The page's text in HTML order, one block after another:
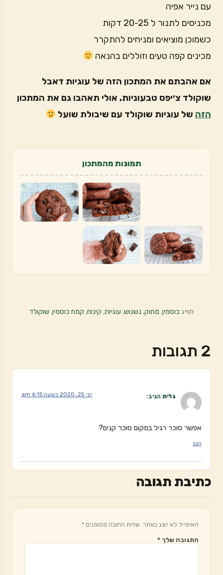
עם נייר אפיה
מכניסים לתנור ל 20-25 דקות
כשמוכן מוציאים ומניחים להתקרר
מכינים קפה טעים וזוללים בהנאה
אם אהבתם את המתכון הזה של עוגיות דאבל
שוקולד צ׳יפס טבעוניות, אולי תאהבו גם את המתכון
הזה של עוגיות שוקולד עם שיבולת שועל
תמונות מהמתכון
תוייג כוסמין, מתוק, נשנוש, עוגיות, קינוח, קמח כוסמין, שוקולד
2 תגובות
גלית הגיב: יוני 25, 2020 בשעה 6:15 am
אפשר סוכר רגיל במקום סוכר קנים?
הגב
כתיבת תגובה
האימייל לא יוצג באתר. שדות החובה מסומנים *
התגובה שלך *